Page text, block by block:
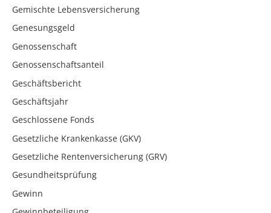
Gemischte Lebensversicherung
Genesungsgeld
Genossenschaft
Genossenschaftsanteil
Geschäftsbericht
Geschäftsjahr
Geschlossene Fonds
Gesetzliche Krankenkasse (GKV)
Gesetzliche Rentenversicherung (GRV)
Gesundheitsprüfung
Gewinn